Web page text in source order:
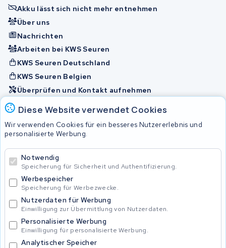
Diese Website verwendet Cookies
Wir verwenden Cookies für ein besseres Nutzererlebnis und
personalisierte Werbung.
Notwendig
Speicherung für Sicherheit und Authentifizierung.
Werbespeicher
Speicherung für Werbezwecke.
Nutzerdaten für Werbung
Einwilligung zur Übermittlung von Nutzerdaten.
Personalisierte Werbung
Einwilligung für personalisierte Werbung.
Analytischer Speicher
Akku lässt sich nicht mehr entnehmen
Über uns
Nachrichten
Arbeiten bei KWS Seuren
KWS Seuren Deutschland
KWS Seuren Belgien
Überprüfen und Kontakt aufnehmen
Allgemeine Geschäftsbedingungen
Privacy Policy